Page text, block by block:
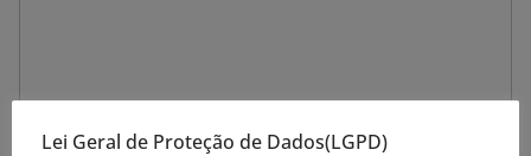
Lei Geral de Proteção de Dados(LGPD)